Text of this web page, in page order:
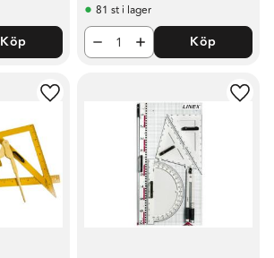
Köp
81 st i lager
Köp
Lägg till i favoriter